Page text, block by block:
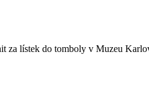
lístek do tomboly v Muzeu